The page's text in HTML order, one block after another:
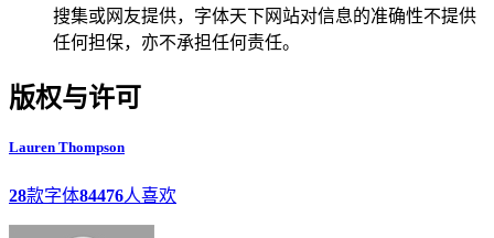
搜集或网友提供，字体天下网站对信息的准确性不提供
任何担保，亦不承担任何责任。
版权与许可
Lauren Thompson
28款字体84476人喜欢